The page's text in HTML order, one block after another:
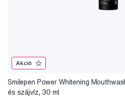
Akció
Smilepen Power Whitening
és szájvíz, 30 ml